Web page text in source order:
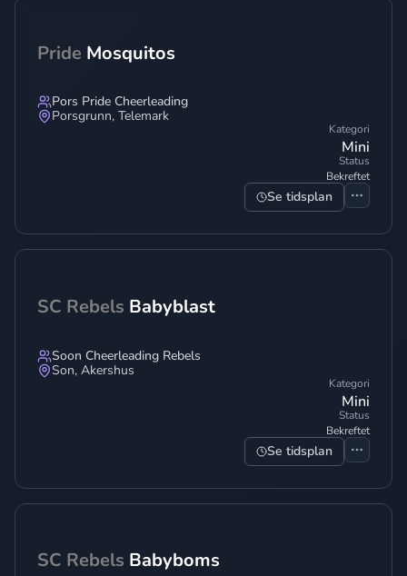
Pride Mosquitos
Pors Pride Cheerleading
Porsgrunn, Telemark
Kategori
Mini
Status
Bekreftet
Se tidsplan
SC Rebels Babyblast
Soon Cheerleading Rebels
Son, Akershus
Kategori
Mini
Status
Bekreftet
Se tidsplan
SC Rebels Babyboms